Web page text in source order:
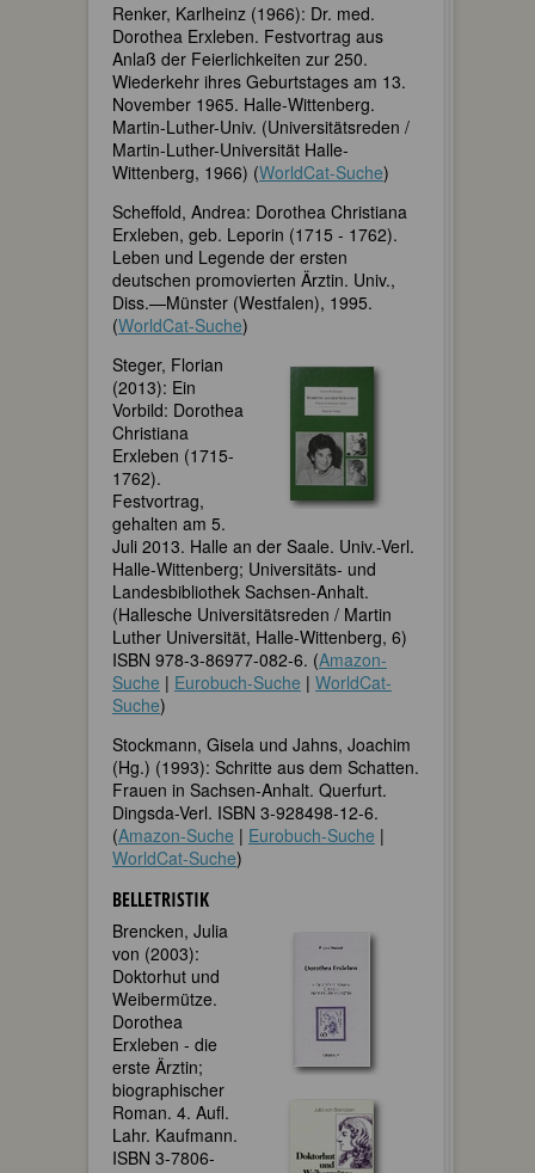
Renker, Karlheinz (1966): Dr. med.
Dorothea Erxleben. Festvortrag aus
Anlaß der Feierlichkeiten zur 250.
Wiederkehr ihres Geburtstages am 13.
November 1965. Halle-Wittenberg.
Martin-Luther-Univ. (Universitätsreden /
Martin-Luther-Universität Halle-
Wittenberg, 1966) (WorldCat-Suche)
Scheffold, Andrea: Dorothea Christiana
Erxleben, geb. Leporin (1715 - 1762).
Leben und Legende der ersten
deutschen promovierten Ärztin. Univ.,
Diss.—Münster (Westfalen), 1995.
(WorldCat-Suche)
Steger, Florian
(2013): Ein
Vorbild: Dorothea
Christiana
Erxleben (1715-
1762).
Festvortrag,
gehalten am 5.
Juli 2013. Halle an der Saale. Univ.-Verl.
Halle-Wittenberg; Universitäts- und
Landesbibliothek Sachsen-Anhalt.
(Hallesche Universitätsreden / Martin
Luther Universität, Halle-Wittenberg, 6)
ISBN 978-3-86977-082-6. (Amazon-
Suche | Eurobuch-Suche | WorldCat-
Suche)
Stockmann, Gisela und Jahns, Joachim
(Hg.) (1993): Schritte aus dem Schatten.
Frauen in Sachsen-Anhalt. Querfurt.
Dingsda-Verl. ISBN 3-928498-12-6.
(Amazon-Suche | Eurobuch-Suche |
WorldCat-Suche)
BELLETRISTIK
Brencken, Julia
von (2003):
Doktorhut und
Weibermütze.
Dorothea
Erxleben - die
erste Ärztin;
biographischer
Roman. 4. Aufl.
Lahr. Kaufmann.
ISBN 3-7806-